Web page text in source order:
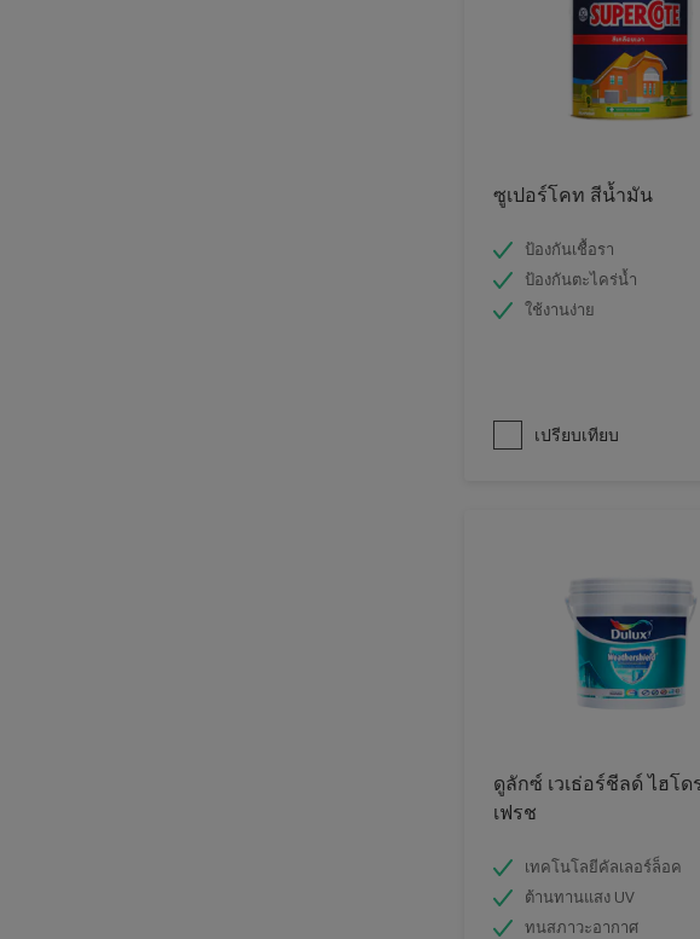
ซูเปอร์โคท สีน้ำมัน
ป้องกันเชื้อรา
ป้องกันตะไคร่น้ำ
ใช้งานง่าย
เปรียบเทียบ
ดูลักซ์ เวเธ่อร์ชีลด์ ไฮโด
เฟรช
เทคโนโลยีคัลเลอร์ล็อค
ต้านทานแสง UV
ทนสภาวะอากาศ